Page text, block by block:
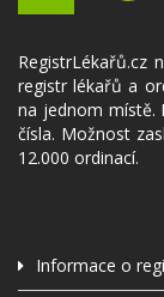
RegistrLékařů.cz
registr lékařů a
na jednom místě.
čísla. Možnost
12.000 ordinací.
Informace o